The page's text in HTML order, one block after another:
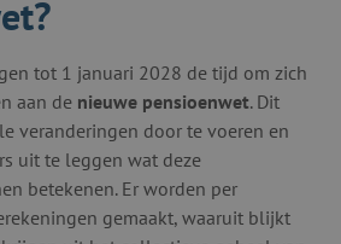
tot 1 januari 2028 de tijd om zich
aan de nieuwe pensioenwet. Dit
veranderingen door te voeren en
uit te leggen wat deze
betekenen. Er worden per
gemaakt, waaruit blijkt